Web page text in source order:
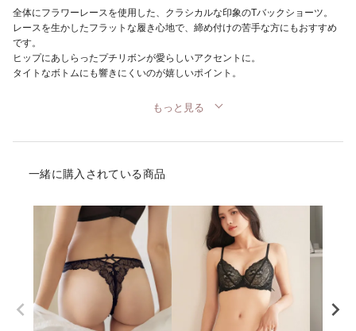
全体にフラワーレースを使用した、クラシカルな印象のTバックショーツ。
レースを生かしたフラットな履き心地で、締め付けの苦手な方にもおすすめ
です。
ヒップにあしらったプチリボンが愛らしいアクセントに。
タイトなボトムにも響きにくいのが嬉しいポイント。
もっと見る
一緒に購入されている商品